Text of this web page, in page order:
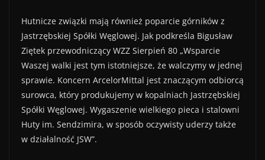
Hutnicze związki mają również poparcie górników z
Jastrzębskiej Spółki Węglowej. Jak podkreśla Bigusław
Ziętek przewodniczący WZZ Sierpień 80 „Wsparcie
Waszej walki jest tym istotniejsze, że walczymy w jednej
sprawie. Koncern ArcelorMittal jest znaczącym odbiorcą
surowca, który produkujemy w kopalniach Jastrzębskiej
Spółki Węglowej. Wygaszenie wielkiego pieca i stalowni
Huty im. Sendzimira, w sposób oczywisty uderzy także
w działalność JSW”.